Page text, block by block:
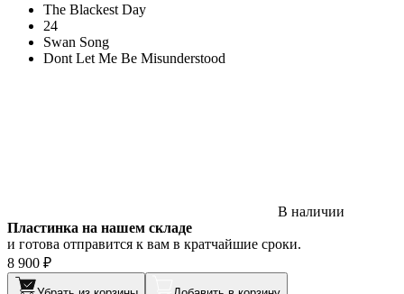
The Blackest Day
24
Swan Song
Dont Let Me Be Misunderstood
В наличии
Пластинка на нашем складе
и готова отправится к вам в кратчайшие сроки.
8 900 ₽